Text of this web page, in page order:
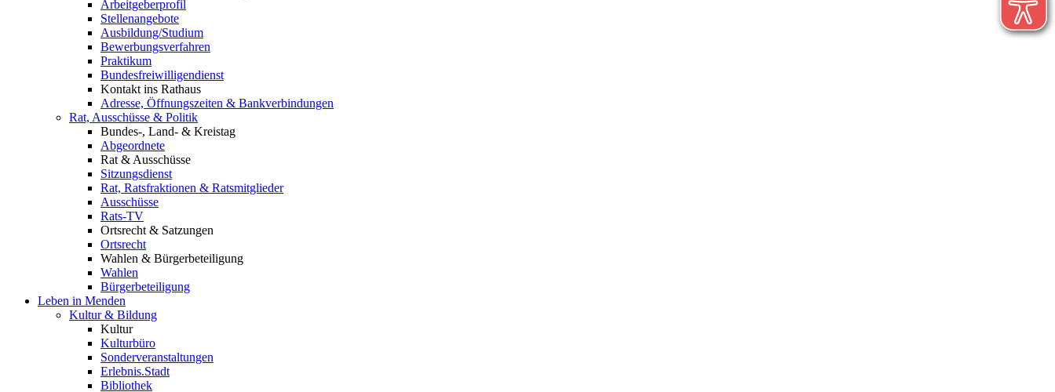
Arbeitgeberprofil
Stellenangebote
Ausbildung/Studium
Bewerbungsverfahren
Praktikum
Bundesfreiwilligendienst
Kontakt ins Rathaus
Adresse, Öffnungszeiten & Bankverbindungen
Rat, Ausschüsse & Politik
Bundes-, Land- & Kreistag
Abgeordnete
Rat & Ausschüsse
Sitzungsdienst
Rat, Ratsfraktionen & Ratsmitglieder
Ausschüsse
Rats-TV
Ortsrecht & Satzungen
Ortsrecht
Wahlen & Bürgerbeteiligung
Wahlen
Bürgerbeteiligung
Leben in Menden
Kultur & Bildung
Kultur
Kulturbüro
Sonderveranstaltungen
Erlebnis.Stadt
Bibliothek